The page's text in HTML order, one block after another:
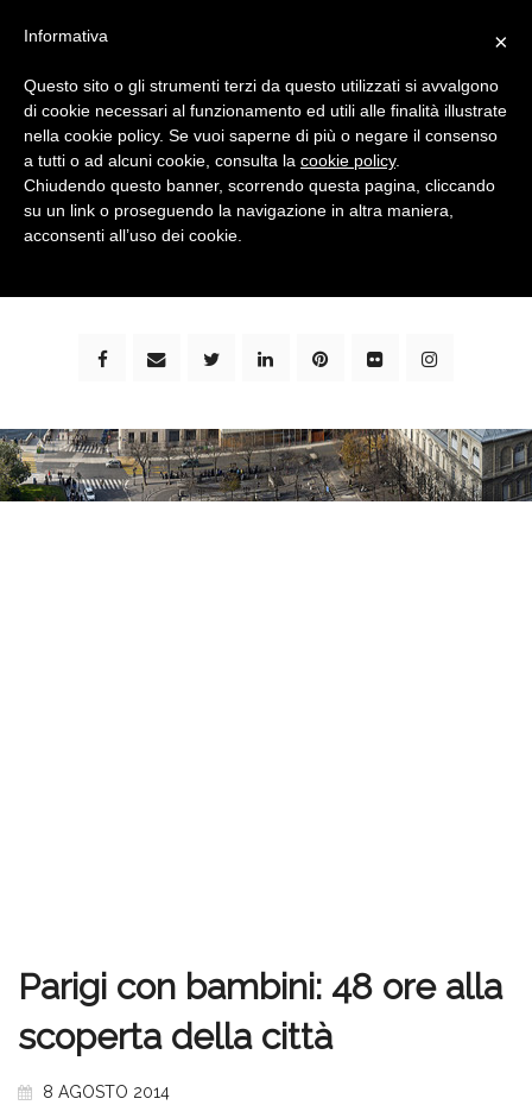
bimbi e viaggi - family travel blog: community #1 in
Parigi con bambini: 48 ore alla
scoperta della città
8 AGOSTO 2014
×
Informativa
Questo sito o gli strumenti terzi da questo utilizzati si avvalgono
di cookie necessari al funzionamento ed utili alle finalità illustrate
nella cookie policy. Se vuoi saperne di più o negare il consenso
a tutti o ad alcuni cookie, consulta la cookie policy.
Chiudendo questo banner, scorrendo questa pagina, cliccando
su un link o proseguendo la navigazione in altra maniera,
acconsenti all’uso dei cookie.